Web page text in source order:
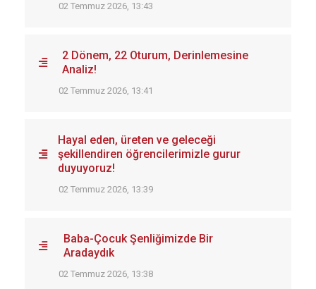
02 Temmuz 2026, 13:43
2 Dönem, 22 Oturum, Derinlemesine
Analiz!
02 Temmuz 2026, 13:41
Hayal eden, üreten ve geleceği
şekillendiren öğrencilerimizle gurur
duyuyoruz!
02 Temmuz 2026, 13:39
Baba-Çocuk Şenliğimizde Bir
Aradaydık
02 Temmuz 2026, 13:38